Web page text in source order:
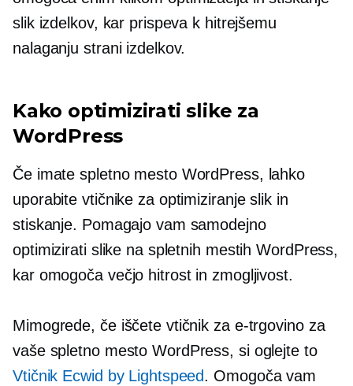
slik izdelkov, kar prispeva k hitrejšemu
nalaganju strani izdelkov.
Kako optimizirati slike za
WordPress
Če imate spletno mesto WordPress, lahko
uporabite vtičnike za optimiziranje slik in
stiskanje. Pomagajo vam samodejno
optimizirati slike na spletnih mestih WordPress,
kar omogoča večjo hitrost in zmogljivost.
Mimogrede, če iščete vtičnik za e-trgovino za
vaše spletno mesto WordPress, si oglejte to
Vtičnik Ecwid by Lightspeed. Omogoča vam